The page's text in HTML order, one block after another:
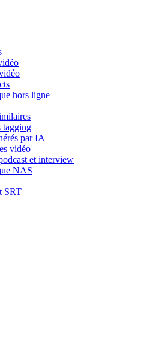
hors ligne
tagging
par IA
vidéo
et interview
NAS
SRT